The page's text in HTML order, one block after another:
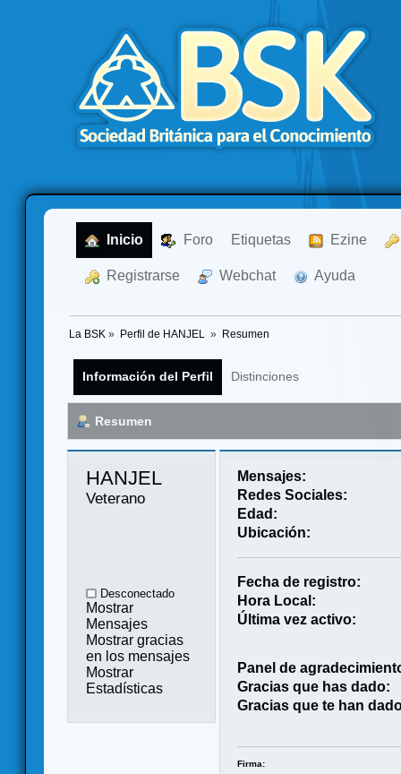
Inicio Foro Etiquetas Ezine
Registrarse Webchat Ayuda
La BSK » Perfil de HANJEL » Resumen
Información del Perfil Distinciones
Resumen
HANJEL
Veterano
Desconectado
Mostrar
Mensajes
Mostrar gracias
en los mensajes
Mostrar
Estadísticas
Mensajes:
Redes Sociales:
Edad:
Ubicación:
Fecha de registro:
Hora Local:
Última vez activo:
Panel de
Gracias que has dado:
Gracias que te han
Firma: